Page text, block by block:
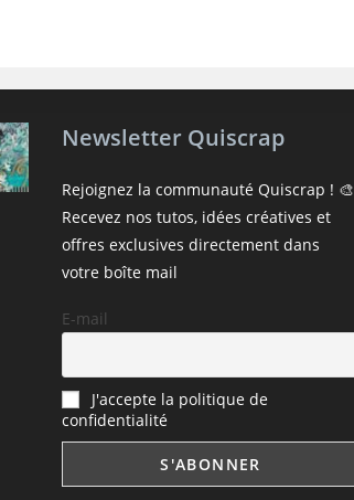
Newsletter Quiscrap
Rejoignez la communauté Quiscrap ! 🎨
Recevez nos tutos, idées créatives et
offres exclusives directement dans
votre boîte mail
E-mail
J'accepte la politique de
confidentialité